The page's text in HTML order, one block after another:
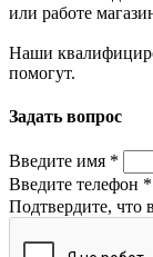
или работе
Наши
помогут.
Задать вопрос
Введите имя *
Введите телефон *
Подтвердите, что